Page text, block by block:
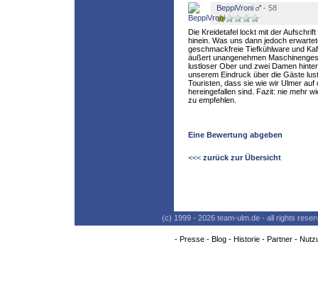
BeppiVroni - 58
Die Kreidetafel lockt mit der
hinein. Was uns dann jedoch
geschmackfreie Tiefkühlware und
äußert unangenehmen
lustloser Ober und zwei Damen
unserem Eindruck über die Gäste
Touristen, dass sie wie wir Ulmer auf
hereingefallen sind. Fazit: nie mehr
zu empfehlen.
Eine Bewertung abgeben
<<< zurück zur Übersicht
(c) 1999 - 2026 team-ulm.de - all rights
- Presse- Blog- Historie- Partner-